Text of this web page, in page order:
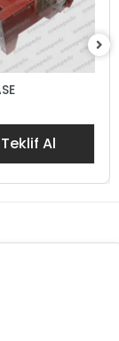
Teklif Al